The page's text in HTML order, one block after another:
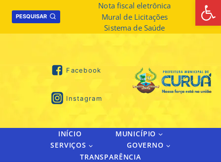
PESQUISAR
Nota fiscal eletrônica
Mural de Licitações
Sistema de Saúde
Facebook
Instagram
INÍCIO
MUNICÍPIO
SERVIÇOS
GOVERNO
TRANSPARÊNCIA